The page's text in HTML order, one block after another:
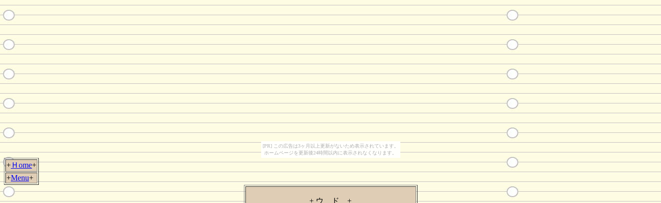
[PR] この広告は3ヶ月以上更新がないため表示されています。
ホームページを更新後24時間以内に表示されなくなります。
+ Ｈome+
+Menu+
+ ウ ド +